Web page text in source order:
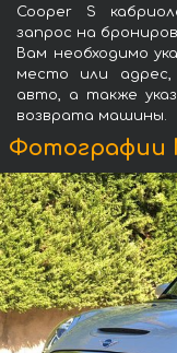
Cooper S
запрос на
Вам необходимо
место или
авто, а также
возврата машины.
Фотографии